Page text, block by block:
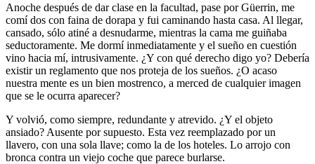
Anoche después de dar clase en la facultad, pase por Güerrin, me
comí dos con faina de dorapa y fui caminando hasta casa. Al llegar,
cansado, sólo atiné a desnudarme, mientras la cama me guiñaba
seductoramente. Me dormí inmediatamente y el sueño en cuestión
vino hacia mí, intrusivamente. ¿Y con qué derecho digo yo? Debería
existir un reglamento que nos proteja de los sueños. ¿O acaso
nuestra mente es un bien mostrenco, a merced de cualquier imagen
que se le ocurra aparecer?
Y volvió, como siempre, redundante y atrevido. ¿Y el objeto
ansiado? Ausente por supuesto. Esta vez reemplazado por un
llavero, con una sola llave; como la de los hoteles. Lo arrojo con
bronca contra un viejo coche que parece burlarse.